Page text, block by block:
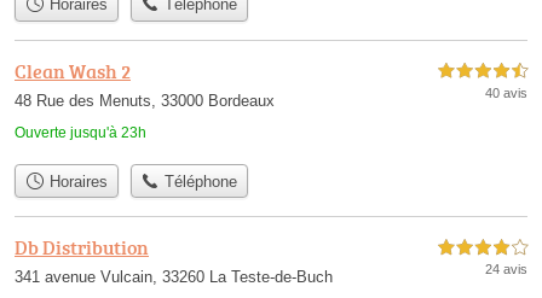
Horaires Téléphone
Clean Wash 2
48 Rue des Menuts, 33000 Bordeaux
Ouverte jusqu'à 23h
4,5 étoiles sur 5
40 avis
Horaires Téléphone
Db Distribution
341 avenue Vulcain, 33260 La Teste-de-Buch
4,0 étoiles sur 5
24 avis